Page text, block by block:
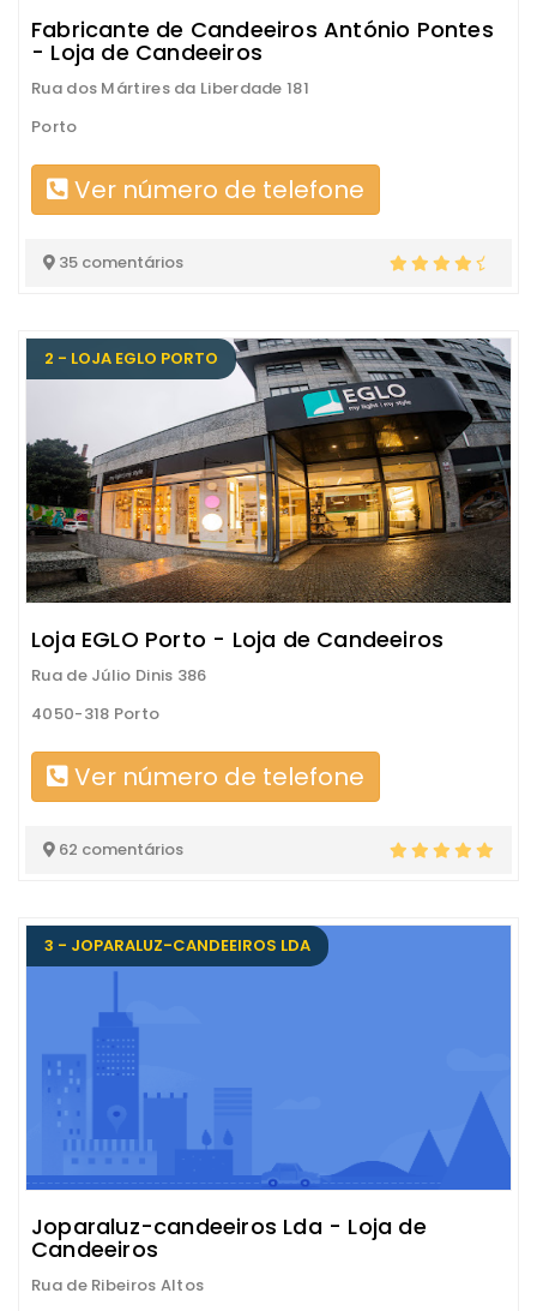
Fabricante de Candeeiros António Pontes
- Loja de Candeeiros
Rua dos Mártires da Liberdade 181
Porto
Ver número de telefone
35 comentários
2 - LOJA EGLO PORTO
Loja EGLO Porto - Loja de Candeeiros
Rua de Júlio Dinis 386
4050-318 Porto
Ver número de telefone
62 comentários
3 - JOPARALUZ-CANDEEIROS LDA
Joparaluz-candeeiros Lda - Loja de
Candeeiros
Rua de Ribeiros Altos